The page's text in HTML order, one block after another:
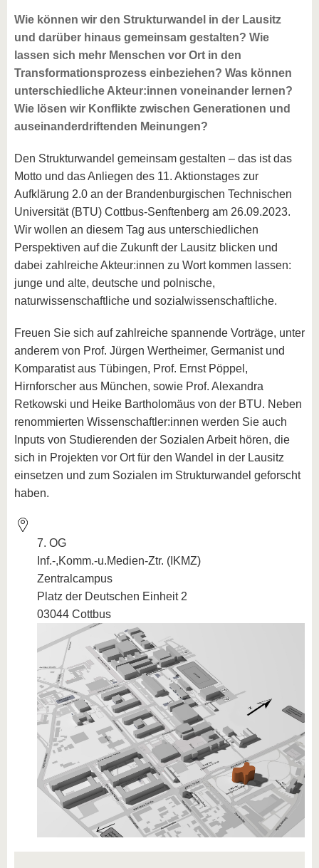
Wie können wir den Strukturwandel in der Lausitz
und darüber hinaus gemeinsam gestalten? Wie
lassen sich mehr Menschen vor Ort in den
Transformationsprozess einbeziehen? Was können
unterschiedliche Akteur:innen voneinander lernen?
Wie lösen wir Konflikte zwischen Generationen und
auseinanderdriftenden Meinungen?
Den Strukturwandel gemeinsam gestalten – das ist das
Motto und das Anliegen des 11. Aktionstages zur
Aufklärung 2.0 an der Brandenburgischen Technischen
Universität (BTU) Cottbus-Senftenberg am 26.09.2023.
Wir wollen an diesem Tag aus unterschiedlichen
Perspektiven auf die Zukunft der Lausitz blicken und
dabei zahlreiche Akteur:innen zu Wort kommen lassen:
junge und alte, deutsche und polnische,
naturwissenschaftliche und sozialwissenschaftliche.
Freuen Sie sich auf zahlreiche spannende Vorträge, unter
anderem von Prof. Jürgen Wertheimer, Germanist und
Komparatist aus Tübingen, Prof. Ernst Pöppel,
Hirnforscher aus München, sowie Prof. Alexandra
Retkowski und Heike Bartholomäus von der BTU. Neben
renommierten Wissenschaftler:innen werden Sie auch
Inputs von Studierenden der Sozialen Arbeit hören, die
sich in Projekten vor Ort für den Wandel in der Lausitz
einsetzen und zum Sozialen im Strukturwandel geforscht
haben.
7. OG
Inf.-,Komm.-u.Medien-Ztr. (IKMZ)
Zentralcampus
Platz der Deutschen Einheit 2
03044 Cottbus